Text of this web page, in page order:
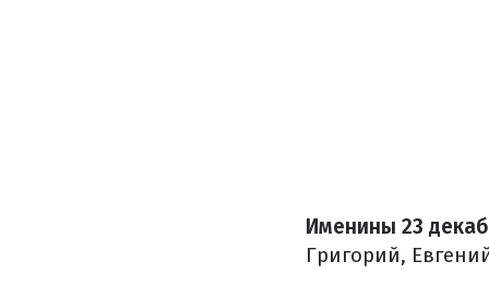
Именины 23
Григорий,